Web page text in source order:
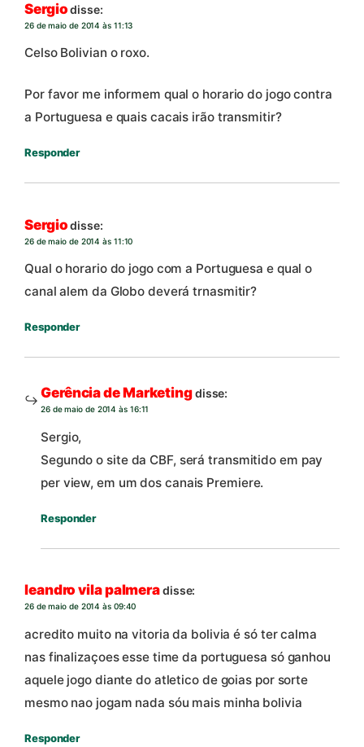
Sergiodisse:
26 de maio de 2014 às 11:13
Celso Bolivian o roxo.
Por favor me informem qual o horario do jogo contra
a Portuguesa e quais cacais irão transmitir?
Responder
Sergiodisse:
26 de maio de 2014 às 11:10
Qual o horario do jogo com a Portuguesa e qual o
canal alem da Globo deverá trnasmitir?
Responder
Gerência de Marketingdisse:
26 de maio de 2014 às 16:11
Sergio,
Segundo o site da CBF, será transmitido em pay
per view, em um dos canais Premiere.
Responder
leandro vila palmeradisse:
26 de maio de 2014 às 09:40
acredito muito na vitoria da bolivia é só ter calma
nas finalizaçoes esse time da portuguesa só ganhou
aquele jogo diante do atletico de goias por sorte
mesmo nao jogam nada sóu mais minha bolivia
Responder